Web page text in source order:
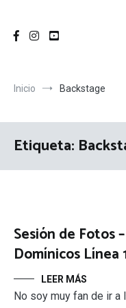
Inicio Backstage
Etiqueta:
Sesión de Fotos
Domínicos Línea
LEER MÁS
No soy muy fan de ir a